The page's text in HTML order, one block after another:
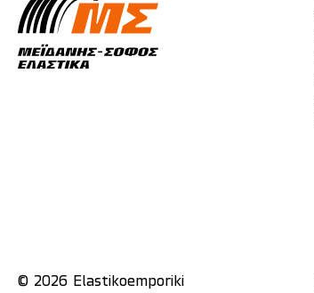
© 2026 Elastikoemporiki